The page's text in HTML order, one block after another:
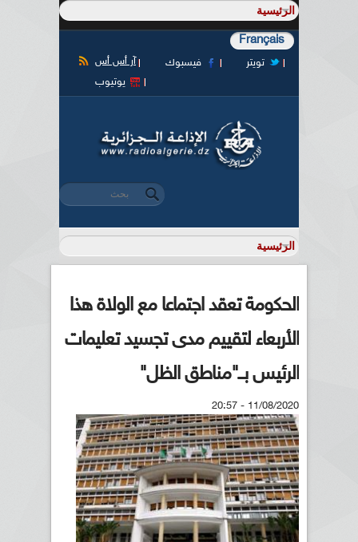
Français
آر أس أس فيسبوك
تويتر
يوتيوب
استمارة البحث
‏بحث ‏
الحكومة تعقد اجتماعا مع الولاة هذا
الأربعاء لتقييم مدى تجسيد تعليمات
الرئيس بــ"مناطق الظل"
11/08/2020 - 20:57